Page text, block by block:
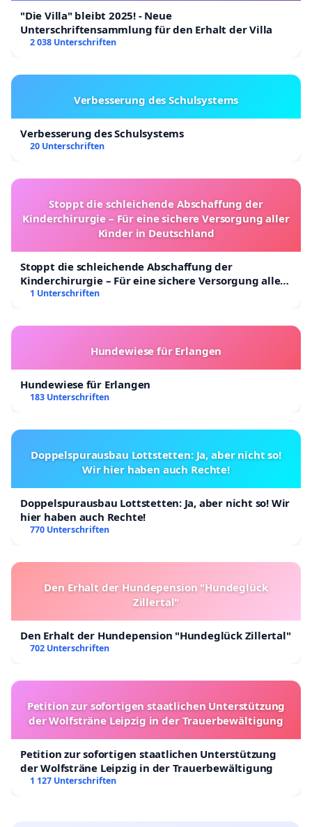
"Die Villa" bleibt 2025! - Neue
Unterschriftensammlung für den Erhalt der Villa
2 038 Unterschriften
Verbesserung des Schulsystems
Verbesserung des Schulsystems
20 Unterschriften
Stoppt die schleichende Abschaffung der
Kinderchirurgie – Für eine sichere Versorgung aller
Kinder in Deutschland
Stoppt die schleichende Abschaffung der
Kinderchirurgie – Für eine sichere Versorgung aller
Kinder in Deutschland
1 Unterschriften
Hundewiese für Erlangen
Hundewiese für Erlangen
183 Unterschriften
Doppelspurausbau Lottstetten: Ja, aber nicht so!
Wir hier haben auch Rechte!
Doppelspurausbau Lottstetten: Ja, aber nicht so! Wir
hier haben auch Rechte!
770 Unterschriften
Den Erhalt der Hundepension "Hundeglück
Zillertal"
Den Erhalt der Hundepension "Hundeglück Zillertal"
702 Unterschriften
Petition zur sofortigen staatlichen Unterstützung
der Wolfsträne Leipzig in der Trauerbewältigung
Petition zur sofortigen staatlichen Unterstützung
der Wolfsträne Leipzig in der Trauerbewältigung
1 127 Unterschriften